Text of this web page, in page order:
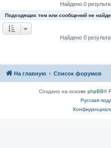
Найдено 0
Подходящих тем или сообщений не
Найдено 0
На главную Список форумов
Создано на основе phpBB®
Русская